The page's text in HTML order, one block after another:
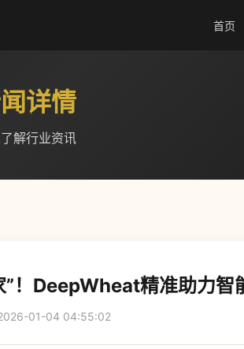
首页
详情
解行业资讯
！DeepWheat精准助力智
01-04 04:55:02